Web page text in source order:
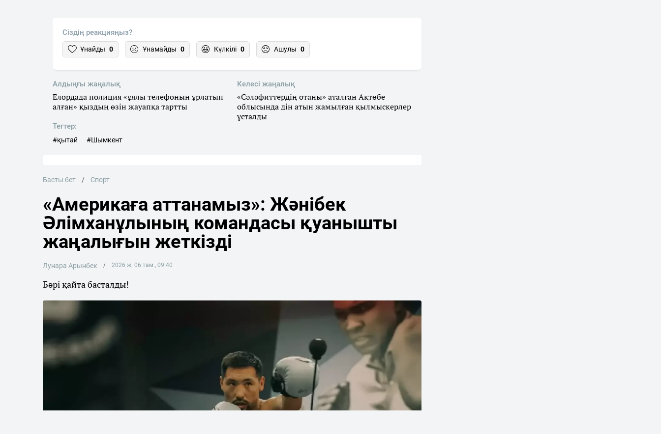
Сіздің реакцияңыз?
Ұнайды 0 Ұнамайды 0 Күлкілі 0 Ашулы 0
Алдыңғы жаңалық
Елордада полиция «ұялы телефонын ұрлатып
алған» қыздың өзін жауапқа тартты
Келесі жаңалық
«Сәләфиттердің отаны» аталған Ақтөбе
облысында дін атын жамылған қылмыскерлер
ұсталды
Тегтер:
#қытай #Шымкент
Басты бет Спорт
«Америкаға аттанамыз»: Жәнібек
Әлімханұлының командасы қуанышты
жаңалығын жеткізді
Лунара Арынбек 2026 ж. 06 там., 09:40
Бәрі қайта басталды!